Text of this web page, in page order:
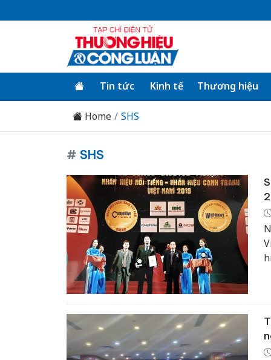
Tin tức Kinh tế Thương hiệu
Home SHS
# SHS